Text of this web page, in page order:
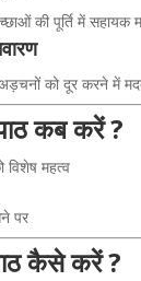
की पूर्ति में सहायक
को दूर करने में
कब करें ?
विशेष महत्व
पर
कैसे करें ?